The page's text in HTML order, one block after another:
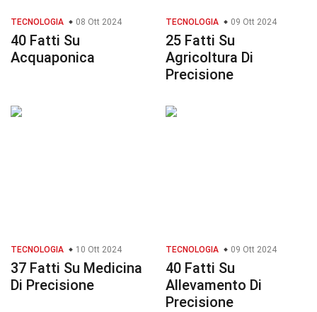
TECNOLOGIA 08 Ott 2024
40 Fatti Su
Acquaponica
TECNOLOGIA 09 Ott 2024
25 Fatti Su
Agricoltura Di
Precisione
TECNOLOGIA 10 Ott 2024
37 Fatti Su Medicina
Di Precisione
TECNOLOGIA 09 Ott 2024
40 Fatti Su
Allevamento Di
Precisione